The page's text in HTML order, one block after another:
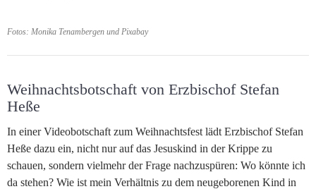
Fotos: Monika Tenambergen und Pixabay
Weihnachtsbotschaft von Erzbischof Stefan
Heße
In einer Videobotschaft zum Weihnachtsfest lädt Erzbischof Stefan
Heße dazu ein, nicht nur auf das Jesuskind in der Krippe zu
schauen, sondern vielmehr der Frage nachzuspüren: Wo könnte ich
da stehen? Wie ist mein Verhältnis zu dem neugeborenen Kind in